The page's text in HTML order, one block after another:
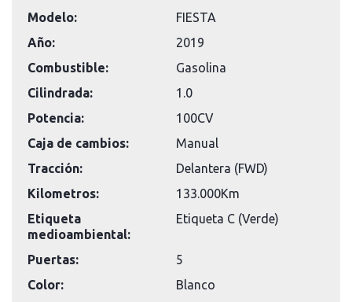
Modelo:
FIESTA
Año:
2019
Combustible:
Gasolina
Cilindrada:
1.0
Potencia:
100CV
Caja de cambios:
Manual
Tracción:
Delantera (FWD)
Kilometros:
133.000Km
Etiqueta
medioambiental:
Etiqueta C (Verde)
Puertas:
5
Color:
Blanco